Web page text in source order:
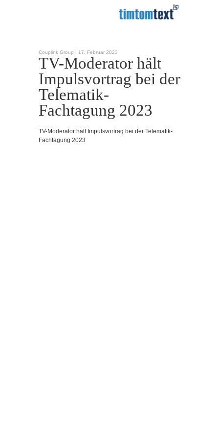
Couplink Group | 17. Februar 2023
TV-Moderator hält
Impulsvortrag bei der
Telematik-
Fachtagung 2023
TV-Moderator hält Impulsvortrag bei der Telematik-
Fachtagung 2023